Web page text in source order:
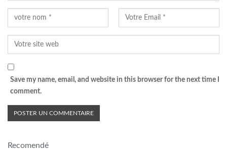
Save my name, email, and website in this browser for the next time I
comment.
Recomendé